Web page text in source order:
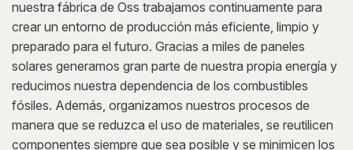
nuestra fábrica de Oss trabajamos continuamente para
crear un entorno de producción más eficiente, limpio y
preparado para el futuro. Gracias a miles de paneles
solares generamos gran parte de nuestra propia energía y
reducimos nuestra dependencia de los combustibles
fósiles. Además, organizamos nuestros procesos de
manera que se reduzca el uso de materiales, se reutilicen
componentes siempre que sea posible y se minimicen los